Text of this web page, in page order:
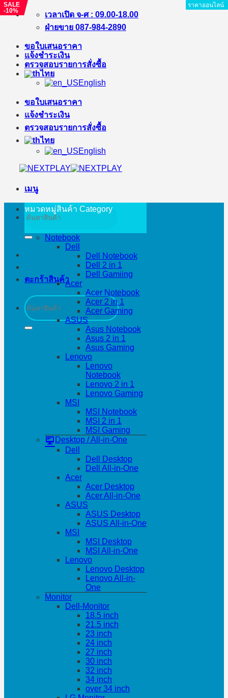
ข้าม
เนื้อหา
เวลาเปิด จ-ศ : 09.00-18.00
ฝ่ายขาย 087-984-2890
ขอใบเสนอราคา
แจ้งชำระเงิน
ตรวจสอบรายการสั่งซื้อ
ไทย
English
ขอใบเสนอราคา
แจ้งชำระเงิน
ตรวจสอบรายการสั่งซื้อ
ไทย
English
เมนู
ค้นหา:
ตะกร้าสินค้า
ค้นหา:
หมวดหมู่สินค้า Category
Notebook
Dell
Dell Notebook
Dell 2 in 1
Dell Gamiing
Acer
Acer Notebook
Acer 2 in 1
Acer Gaming
ASUS
Asus Notebook
Asus 2 in 1
Asus Gaming
Lenovo
Lenovo
Notebook
Lenovo 2 in 1
Lenovo Gaming
MSI
MSI Notebook
MSI 2 in 1
MSI Gaming
Desktop / All-in-One
Dell
Dell Desktop
Dell All-in-One
Acer
Acer Desktop
Acer All-in-One
ASUS
ASUS Desktop
ASUS All-in-One
MSI
MSI Desktop
MSI All-in-One
Lenovo
Lenovo Desktop
Lenovo All-in-
One
Monitor
Dell-Monitor
18.5 inch
21.5 inch
23 inch
24 inch
27 inch
30 inch
32 inch
34 inch
over 34 inch
ราคาออนไลน์
ราคาออนไลน์
ราคาออนไลน์
ราคาออนไลน์
SALE
-%
ราคาออนไลน์
ราคาออนไลน์
ราคาออนไลน์
SALE
-10%
ราคาออนไลน์